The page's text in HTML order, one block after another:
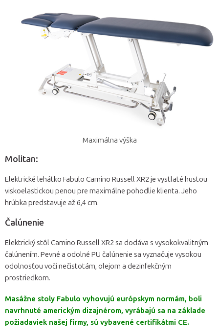
Maximálna výška
Molitan:
Elektrické lehátko Fabulo Camino Russell XR2 je vystlaté hustou
viskoelastickou penou pre maximálne pohodlie klienta. Jeho
hrúbka predstavuje až 6,4 cm.
Čalúnenie
Elektrický stôl Camino Russell XR2 sa dodáva s vysokokvalitným
čalúnením. Pevné a odolné PU čalúnenie sa vyznačuje vysokou
odolnosťou voči nečistotám, olejom a dezinfekčným
prostriedkom.
Masážne stoly Fabulo vyhovujú európskym normám, boli
navrhnuté americkým dizajnérom, vyrábajú sa na základe
požiadaviek našej firmy, sú vybavené certifikátmi CE.